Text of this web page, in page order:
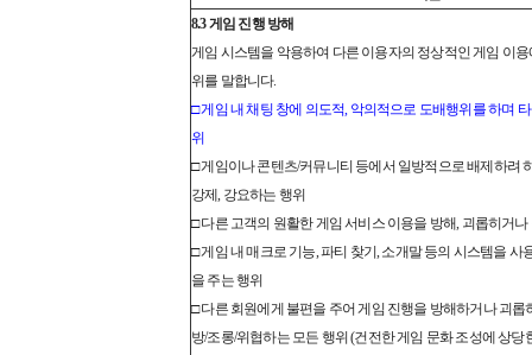
8.3 게임 진행 방해
게임 시스템을 악용하여 다른 이용자의 정상적인 게임 이
위를 말합니다.
□ 게임 내 채팅 창에 의도적, 악의적으로 도배행위를 하며
위
□ 게임이나 콘텐츠/커뮤니티 등에서 일방적으로 배제하려
강제, 강요하는 행위
□ 다른 고객의 원활한 게임 서비스 이용을 방해, 괴롭히거
□ 게임 내 매크로 기능, 파티 찾기, 소개말 등의 시스템을 사
을 주는 행위
□ 다른 회원에게 불편을 주어 게임 진행을 방해하거나 괴롭
방/조롱/위협하는 모든 행위 (건전한 게임 문화 조성에 상당